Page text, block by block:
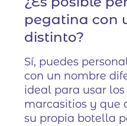
pegatina con
distinto?
Sí, puedes
con un nombre
ideal para usar
marcasitios y que
su propia botella